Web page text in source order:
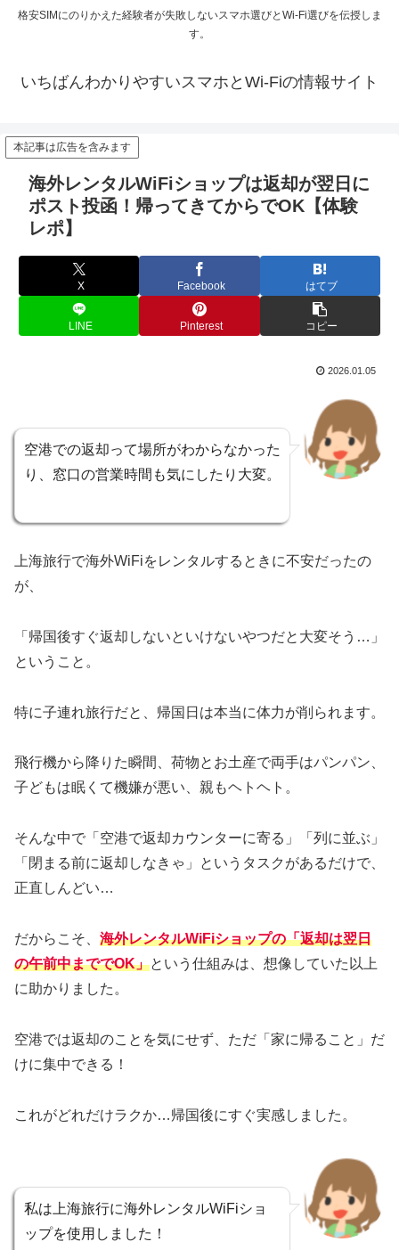
格安SIMにのりかえた経験者が失敗しないスマホ選びとWi-Fi選びを伝授しま
す。
いちばんわかりやすいスマホとWi-Fiの情報サイト
本記事は広告を含みます
海外レンタルWiFiショップは返却が翌日に
ポスト投函！帰ってきてからでOK【体験
レポ】
X Facebook はてブ
LINE Pinterest コピー
2026.01.05
空港での返却って場所がわからなかった
り、窓口の営業時間も気にしたり大変。
上海旅行で海外WiFiをレンタルするときに不安だったの
が、
「帰国後すぐ返却しないといけないやつだと大変そう…」
ということ。
特に子連れ旅行だと、帰国日は本当に体力が削られます。
飛行機から降りた瞬間、荷物とお土産で両手はパンパン、
子どもは眠くて機嫌が悪い、親もヘトヘト。
そんな中で「空港で返却カウンターに寄る」「列に並ぶ」
「閉まる前に返却しなきゃ」というタスクがあるだけで、
正直しんどい…
だからこそ、 海外レンタルWiFiショップの「返却は翌日
の午前中まででOK」という仕組みは、想像していた以上
に助かりました。
空港では返却のことを気にせず、ただ「家に帰ること」だ
けに集中できる！
これがどれだけラクか…帰国後にすぐ実感しました。
私は上海旅行に海外レンタルWiFiショ
ップを使用しました！